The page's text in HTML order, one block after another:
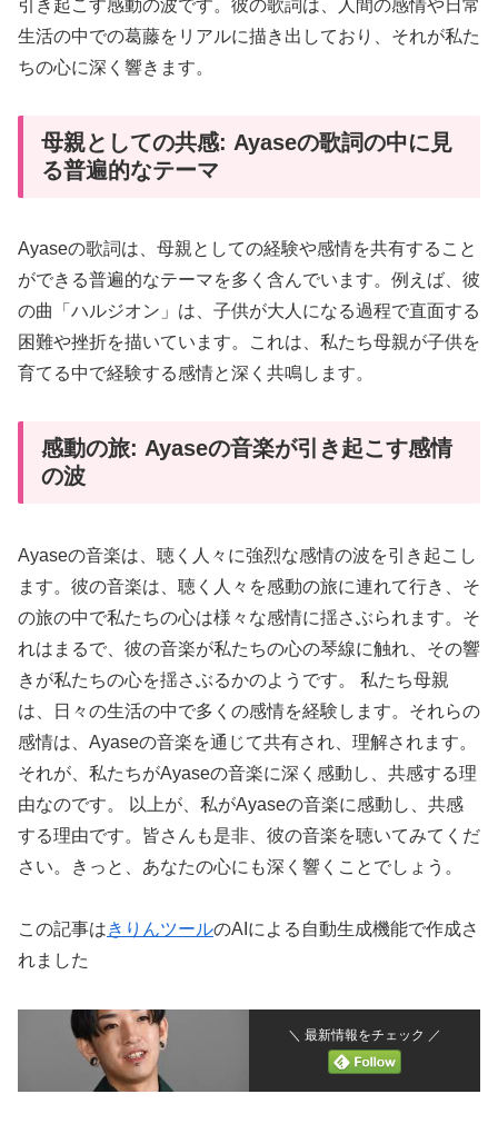
引き起こす感動の波です。彼の歌詞は、人間の感情や日常
生活の中での葛藤をリアルに描き出しており、それが私た
ちの心に深く響きます。
母親としての共感: Ayaseの歌詞の中に見
る普遍的なテーマ
Ayaseの歌詞は、母親としての経験や感情を共有すること
ができる普遍的なテーマを多く含んでいます。例えば、彼
の曲「ハルジオン」は、子供が大人になる過程で直面する
困難や挫折を描いています。これは、私たち母親が子供を
育てる中で経験する感情と深く共鳴します。
感動の旅: Ayaseの音楽が引き起こす感情
の波
Ayaseの音楽は、聴く人々に強烈な感情の波を引き起こし
ます。彼の音楽は、聴く人々を感動の旅に連れて行き、そ
の旅の中で私たちの心は様々な感情に揺さぶられます。そ
れはまるで、彼の音楽が私たちの心の琴線に触れ、その響
きが私たちの心を揺さぶるかのようです。 私たち母親
は、日々の生活の中で多くの感情を経験します。それらの
感情は、Ayaseの音楽を通じて共有され、理解されます。
それが、私たちがAyaseの音楽に深く感動し、共感する理
由なのです。 以上が、私がAyaseの音楽に感動し、共感
する理由です。皆さんも是非、彼の音楽を聴いてみてくだ
さい。きっと、あなたの心にも深く響くことでしょう。
この記事はきりんツールのAIによる自動生成機能で作成さ
れました
＼ 最新情報をチェック ／